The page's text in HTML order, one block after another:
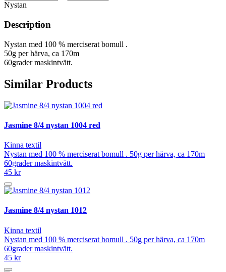
Nystan
Description
Nystan med 100 % merciserat bomull .
50g per härva, ca 170m
60grader maskintvätt.
Similar Products
Jasmine 8/4 nystan 1004 red
Kinna textil
Nystan med 100 % merciserat bomull . 50g per härva, ca 170m
60grader maskintvätt.
45 kr
Jasmine 8/4 nystan 1012
Kinna textil
Nystan med 100 % merciserat bomull . 50g per härva, ca 170m
60grader maskintvätt.
45 kr